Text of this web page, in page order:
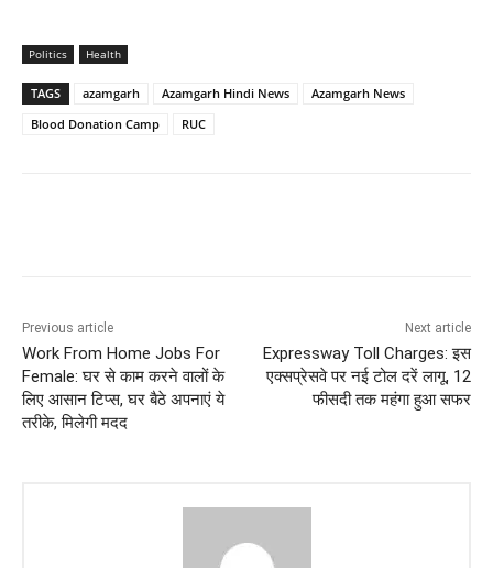
Politics Health
TAGS azamgarh Azamgarh Hindi News
Azamgarh News
Blood Donation Camp
RUC
Previous article
Work From Home Jobs For
Female: घर से काम करने वालों के
लिए आसान टिप्स, घर बैठे अपनाएं ये
तरीके, मिलेगी मदद
Next article
Expressway Toll Charges: इस
एक्सप्रेसवे पर नई टोल दरें लागू, 12
फीसदी तक महंगा हुआ सफर